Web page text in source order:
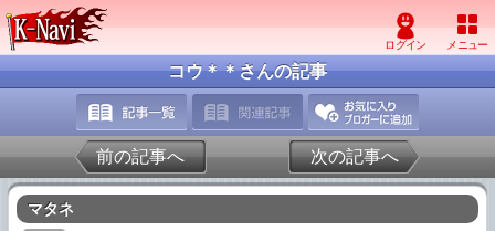
コウ＊＊さんの記事
前の記事へ 次の記事へ
マタネ